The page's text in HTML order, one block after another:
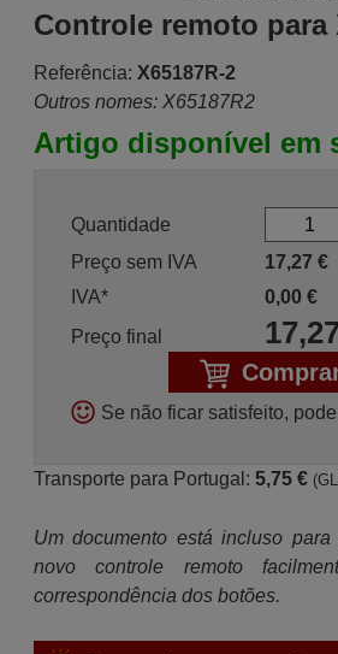
Controle remoto para
Referência: X65187R-2
Outros nomes: X65187R2
Artigo disponível em
Quantidade
Preço sem IVA
17,27 €
IVA*
0,00 €
Preço final
Se não ficar satisfeito,
Transporte para Portugal: 5,75 €
Um documento está incluso
novo controle remoto
correspondência dos botões.